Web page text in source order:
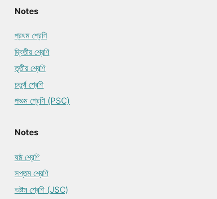
Notes
প্রথম শ্রেণি
দ্বিতীয় শ্রেণি
তৃতীয় শ্রেণি
চতুর্থ শ্রেণি
পঞ্চম শ্রেণি (PSC)
Notes
ষষ্ঠ শ্রেণি
সপ্তম শ্রেণি
অষ্টম শ্রেণি (JSC)